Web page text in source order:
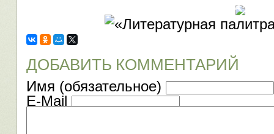
ДОБАВИТЬ КОММЕНТАРИЙ
Имя (обязательное)
E-Mail